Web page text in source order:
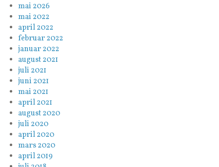
mai 2026
mai 2022
april 2022
februar 2022
januar 2022
august 2021
juli 2021
juni 2021
mai 2021
april 2021
august 2020
juli 2020
april 2020
mars 2020
april 2019